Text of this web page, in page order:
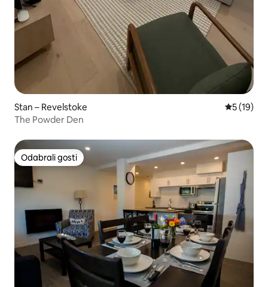
Stan – Revelstoke Prosječna
5 (19)
The Powder Den
Odabrali gosti
Odabrali gosti